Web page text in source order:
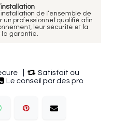
de l’ensemble de
un professionnel qualifié afin
leur sécurité et la
la garantie.
Satisfait ou
Le conseil par des pro